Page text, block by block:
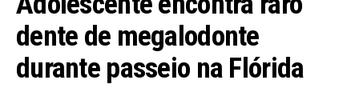
dente de megalodonte
durante passeio na Flórida